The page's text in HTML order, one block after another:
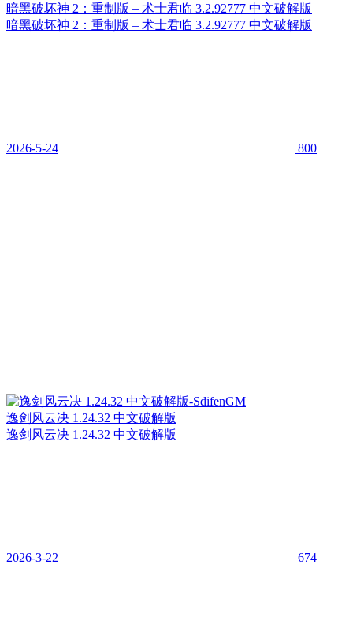
暗黑破坏神 2：重制版 – 术士君临 3.2.92777 中文破解版
暗黑破坏神 2：重制版 – 术士君临 3.2.92777 中文破解版
2026-5-24 800
逸剑风云决 1.24.32 中文破解版
逸剑风云决 1.24.32 中文破解版
2026-3-22 674